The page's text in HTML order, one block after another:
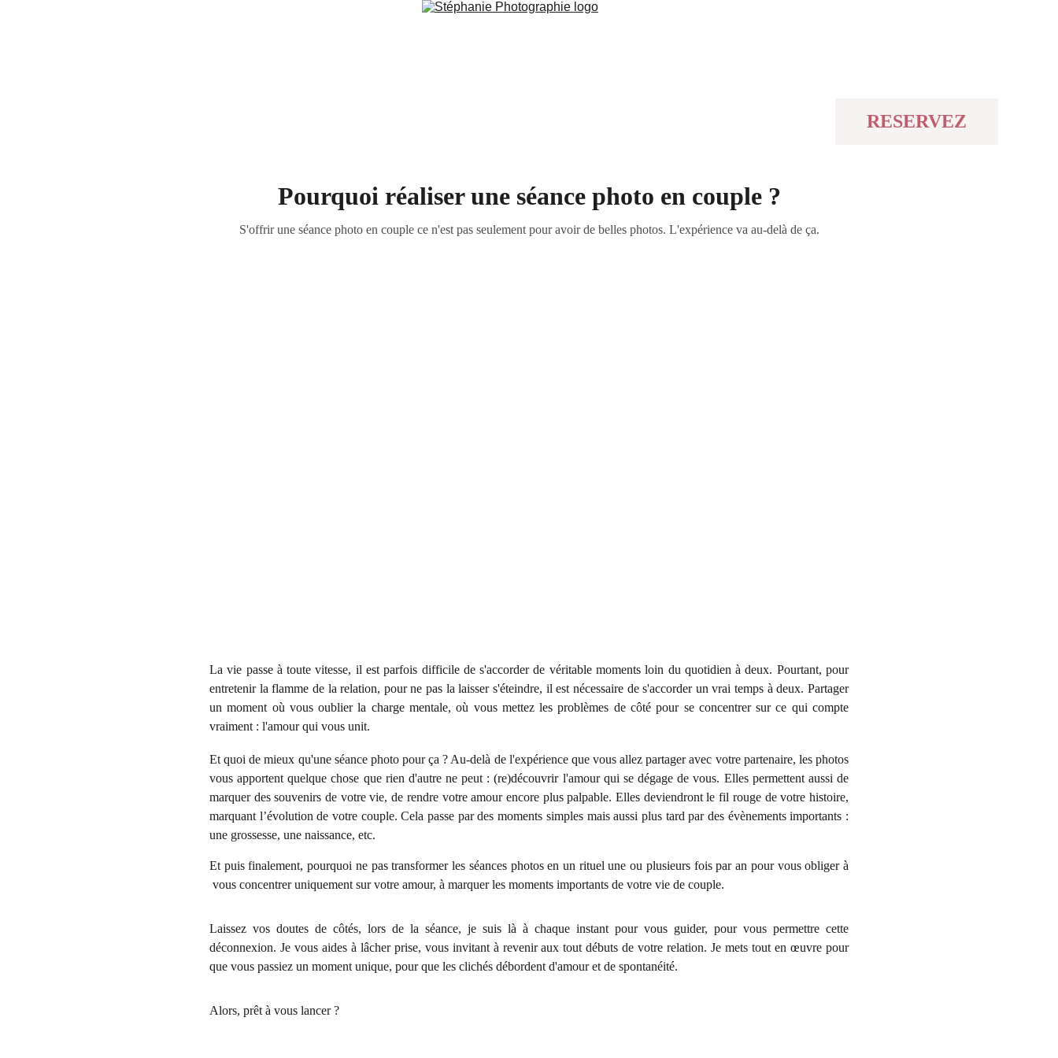
RESERVEZ
Pourquoi réaliser une séance photo en couple ?
S'offrir une séance photo en couple ce n'est pas seulement pour avoir de belles photos. L'expérience va au-delà de ça.
La vie passe à toute vitesse, il est parfois difficile de s'accorder de véritable moments loin du quotidien à deux. Pourtant, pour
entretenir la flamme de la relation, pour ne pas la laisser s'éteindre, il est nécessaire de s'accorder un vrai temps à deux. Partager
un moment où vous oublier la charge mentale, où vous mettez les problèmes de côté pour se concentrer sur ce qui compte
vraiment : l'amour qui vous unit.
Et quoi de mieux qu'une séance photo pour ça ? Au-delà de l'expérience que vous allez partager avec votre partenaire, les photos
vous apportent quelque chose que rien d'autre ne peut : (re)découvrir l'amour qui se dégage de vous. Elles permettent aussi de
marquer des souvenirs de votre vie, de rendre votre amour encore plus palpable. Elles deviendront le fil rouge de votre histoire,
marquant l’évolution de votre couple. Cela passe par des moments simples mais aussi plus tard par des évènements importants :
une grossesse, une naissance, etc.
Et puis finalement, pourquoi ne pas transformer les séances photos en un rituel une ou plusieurs fois par an pour vous obliger à
vous concentrer uniquement sur votre amour, à marquer les moments importants de votre vie de couple.
Laissez vos doutes de côtés, lors de la séance, je suis là à chaque instant pour vous guider, pour vous permettre cette
déconnexion. Je vous aides à lâcher prise, vous invitant à revenir aux tout débuts de votre relation. Je mets tout en œuvre pour
que vous passiez un moment unique, pour que les clichés débordent d'amour et de spontanéité.
Alors, prêt à vous lancer ?